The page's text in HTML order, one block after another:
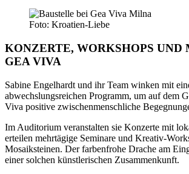
Foto: Kroatien-Liebe
KONZERTE, WORKSHOPS UND
GEA VIVA
Sabine Engelhardt und ihr Team winken mit
abwechslungsreichen Programm, um auf dem
Viva positive zwischenmenschliche
Im Auditorium veranstalten sie Konzerte mit
erteilen mehrtägige Seminare und Kreativ-
Mosaiksteinen. Der farbenfrohe Drache am
einer solchen künstlerischen Zusammenkunft.